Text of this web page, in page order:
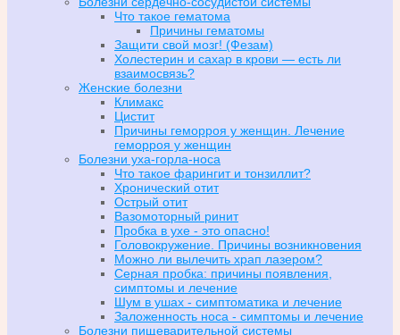
Что такое гематома
Причины гематомы
Защити свой мозг! (Фезам)
Холестерин и сахар в крови — есть ли
взаимосвязь?
Женские болезни
Климакс
Цистит
Причины геморроя у женщин. Лечение
геморроя у женщин
Болезни уха-горла-носа
Что такое фарингит и тонзиллит?
Хронический отит
Острый отит
Вазомоторный ринит
Пробка в ухе - это опасно!
Головокружение. Причины возникновения
Можно ли вылечить храп лазером?
Серная пробка: причины появления,
симптомы и лечение
Шум в ушах - симптоматика и лечение
Заложенность носа - симптомы и лечение
Болезни пищеварительной системы